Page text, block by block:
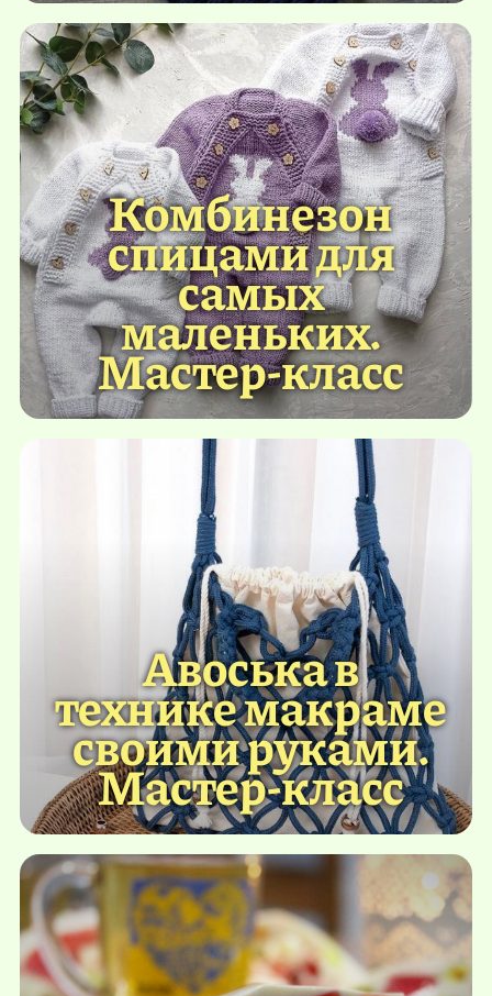
Комбинезон
спицами для
самых
маленьких.
Мастер-класс
Авоська в
технике макраме
своими руками.
Мастер-класс